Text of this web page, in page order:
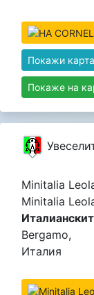
Покажи
Покаже на
Minitalia
Minitalia
Bergamo,
Италия